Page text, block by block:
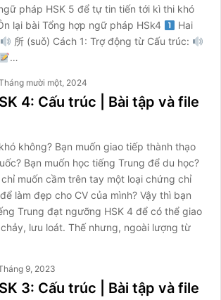
pháp HSK 5 để tự tin tiến tới kì thi khó
lại bài Tổng hợp ngữ pháp HSk4
Hai
所 (suǒ) Cách 1: Trợ động từ Cấu trúc:
…
mười một, 2024
4: Cấu trúc | Bài tập và file
không? Bạn muốn giao tiếp thành thạo
Bạn muốn học tiếng Trung để du học?
muốn cầm trên tay một loại chứng chỉ
làm đẹp cho CV của mình? Vậy thì bạn
Trung đạt ngưỡng HSK 4 để có thể giao
lưu loát. Thế nhưng, ngoài lượng từ
9, 2023
3: Cấu trúc | Bài tập và file